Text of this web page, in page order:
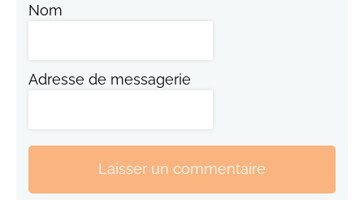
Nom
Adresse de messagerie
Laisser un commentaire